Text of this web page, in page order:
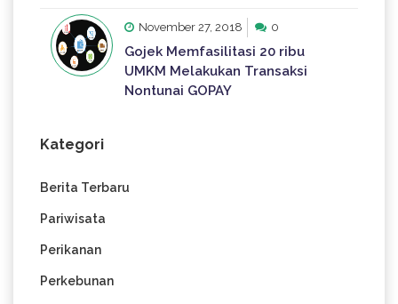
November 27, 2018 0
Gojek Memfasilitasi 20 ribu
UMKM Melakukan Transaksi
Nontunai GOPAY
Kategori
Berita Terbaru
Pariwisata
Perikanan
Perkebunan